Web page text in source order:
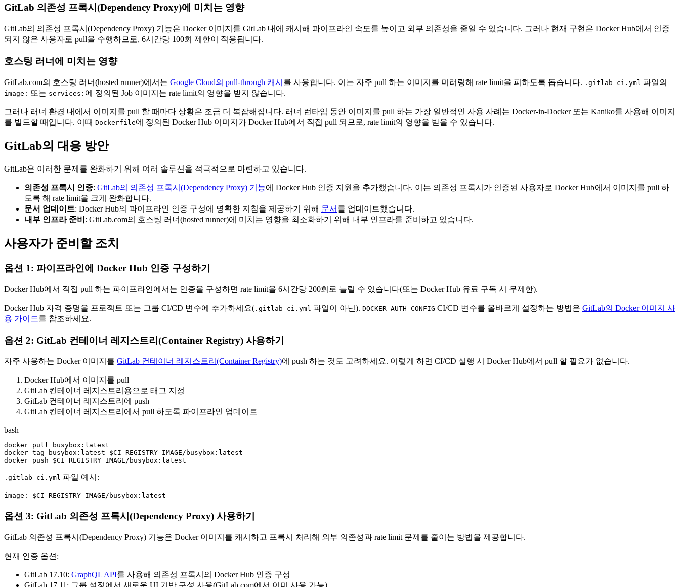
GitLab 의존성 프록시(Dependency Proxy)에 미치는 영향
GitLab의 의존성 프록시(Dependency Proxy) 기능은 Docker 이미지를 GitLab 내에 캐시해 파이프라인 속도를 높이고 외부 의존성을 줄일 수 있습니다. 그러나 현재 구현은 Docker Hub에서 인증
되지 않은 사용자로 pull을 수행하므로, 6시간당 100회 제한이 적용됩니다.
호스팅 러너에 미치는 영향
GitLab.com의 호스팅 러너(hosted runner)에서는 Google Cloud의 pull-through 캐시 를 사용합니다. 이는 자주 pull 하는 이미지를 미러링해 rate limit을 피하도록 돕습니다. .gitlab-ci.yml 파일의
image: 또는 services: 에 정의된 Job 이미지는 rate limit의 영향을 받지 않습니다.
그러나 러너 환경 내에서 이미지를 pull 할 때마다 상황은 조금 더 복잡해집니다. 러너 런타임 동안 이미지를 pull 하는 가장 일반적인 사용 사례는 Docker-in-Docker 또는 Kaniko를 사용해 이미지
를 빌드할 때입니다. 이때 Dockerfile에 정의된 Docker Hub 이미지가 Docker Hub에서 직접 pull 되므로, rate limit의 영향을 받을 수 있습니다.
GitLab의 대응 방안
GitLab은 이러한 문제를 완화하기 위해 여러 솔루션을 적극적으로 마련하고 있습니다.
의존성 프록시 인증: GitLab의 의존성 프록시(Dependency Proxy) 기능에 Docker Hub 인증 지원을 추가했습니다. 이는 의존성 프록시가 인증된 사용자로 Docker Hub에서 이미지를 pull 하
도록 해 rate limit을 크게 완화합니다.
문서 업데이트: Docker Hub의 파이프라인 인증 구성에 명확한 지침을 제공하기 위해 문서 를 업데이트했습니다.
내부 인프라 준비 : GitLab.com의 호스팅 러너(hosted runner)에 미치는 영향을 최소화하기 위해 내부 인프라를 준비하고 있습니다.
사용자가 준비할 조치
옵션 1: 파이프라인에 Docker Hub 인증 구성하기
Docker Hub에서 직접 pull 하는 파이프라인에서는 인증을 구성하면 rate limit을 6시간당 200회로 늘릴 수 있습니다(또는 Docker Hub 유료 구독 시 무제한).
Docker Hub 자격 증명을 프로젝트 또는 그룹 CI/CD 변수에 추가하세요( .gitlab-ci.yml 파일이 아닌). DOCKER_AUTH_CONFIG CI/CD 변수를 올바르게 설정하는 방법은 GitLab의 Docker 이미지 사
용 가이드를 참조하세요.
옵션 2: GitLab 컨테이너 레지스트리(Container Registry) 사용하기
자주 사용하는 Docker 이미지를 GitLab 컨테이너 레지스트리(Container Registry)에 push 하는 것도 고려하세요. 이렇게 하면 CI/CD 실행 시 Docker Hub에서 pull 할 필요가 없습니다.
Docker Hub에서 이미지를 pull
GitLab 컨테이너 레지스트리용으로 태그 지정
GitLab 컨테이너 레지스트리에 push
GitLab 컨테이너 레지스트리에서 pull 하도록 파이프라인 업데이트
bash
docker pull busybox:latest
docker tag busybox:latest $CI_REGISTRY_IMAGE/busybox:latest
.gitlab-ci.yml 파일 예시:
image: $CI_REGISTRY_IMAGE/busybox:latest
옵션 3: GitLab 의존성 프록시(Dependency Proxy) 사용하기
GitLab 의존성 프록시(Dependency Proxy) 기능은 Docker 이미지를 캐시하고 프록시 처리해 외부 의존성과 rate limit 문제를 줄이는 방법을 제공합니다.
현재 인증 옵션:
GitLab 17.10: GraphQL API를 사용해 의존성 프록시의 Docker Hub 인증 구성
GitLab 17.11: 그룹 설정에서 새로운 UI 기반 구성 사용(GitLab.com에서 이미 사용 가능)